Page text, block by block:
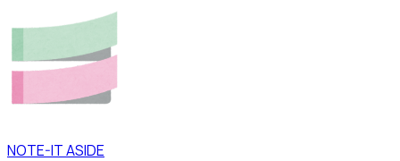
NOTE-IT ASIDE